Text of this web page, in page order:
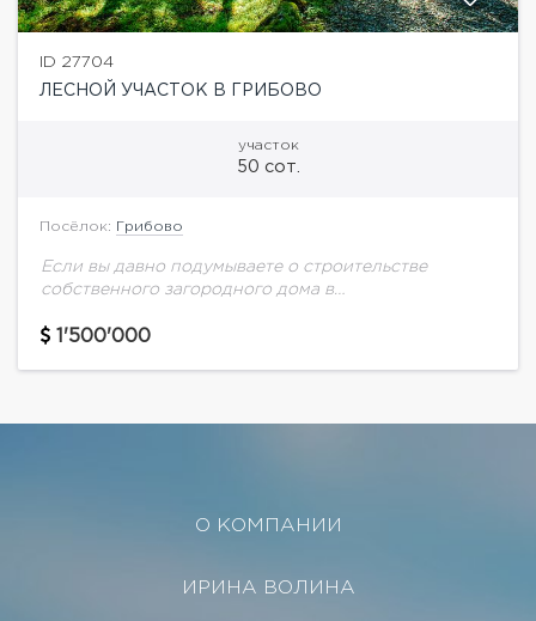
ID 27704
ЛЕСНОЙ УЧАСТОК В ГРИБОВО
участок
50 сот.
Посёлок: Грибово
Если вы давно подумываете о строительстве
собственного загородного дома в
участок "Грибово" станет для вас идеальным
1'500'000
О КОМПАНИИ
ИРИНА ВОЛИНА